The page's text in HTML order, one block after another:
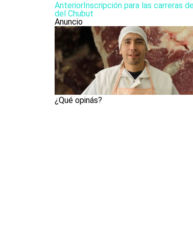
AnteriorInscripción para las carreras
del Chubut
Anuncio
¿Qué opinás?